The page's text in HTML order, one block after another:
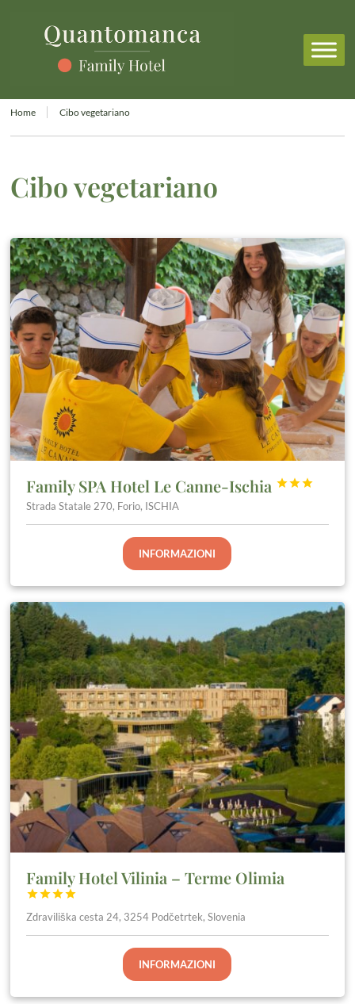
Home Cibo vegetariano
Cibo vegetariano
Family SPA Hotel Le Canne-Ischia 


Strada Statale 270, Forio, ISCHIA
INFORMAZIONI
Family Hotel Vilinia – Terme Olimia




Zdraviliška cesta 24, 3254 Podčetrtek, Slovenia
INFORMAZIONI